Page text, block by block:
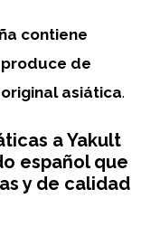
contiene
de
asiática.
a Yakult
español que
y de calidad